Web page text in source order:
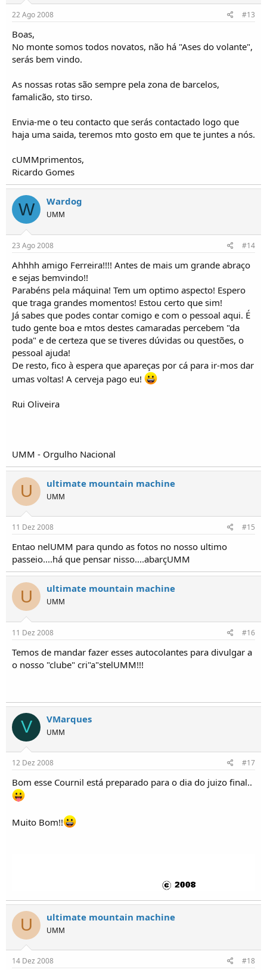
22 Ago 2008 #13
Boas,
No monte somos todos novatos, não há "Ases do volante",
serás bem vindo.
As nossas rotas são sempre pela zona de barcelos,
famalicão, sto tirso.
Envia-me o teu contacto que serás contactado logo que
haja uma saida, teremos mto gosto em que te juntes a nós.
cUMMprimentos,
Ricardo Gomes
W Wardog
UMM
23 Ago 2008 #14
Ahhhh amigo Ferreira!!!! Antes de mais um grande abraço
e sejas bemvindo!!
Parabéns pela máquina! Tem um optimo aspecto! Espero
que traga grandes momentos! Estou certo que sim!
Já sabes que podes contar comigo e com o pessoal aqui. É
tudo gente boa e mtos destes camaradas percebem "da
poda" e de certeza que se tiveres dúvidas ou questões, o
pessoal ajuda!
De resto, fico à espera que apareças por cá para ir-mos dar
umas voltas! A cerveja pago eu!
Rui Oliveira
UMM - Orgulho Nacional
U ultimate mountain machine
UMM
11 Dez 2008 #15
Entao nelUMM para qundo as fotos no nosso ultimo
passeio....há que pensar nisso....abarçUMM
U ultimate mountain machine
UMM
11 Dez 2008 #16
Temos de mandar fazer esses autocolantes para divulgar a
o nosso "clube" cri"a"stelUMM!!!
V VMarques
UMM
12 Dez 2008 #17
Bom esse Cournil está preparado para o dia do juizo final..
Muito Bom!!
U ultimate mountain machine
UMM
14 Dez 2008 #18